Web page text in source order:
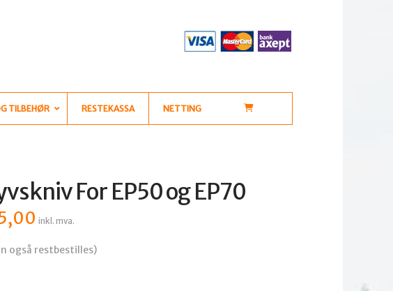
TILBEHØR RESTEKASSA NETTING
For EP50 og EP70
inkl. mva.
også restbestilles)